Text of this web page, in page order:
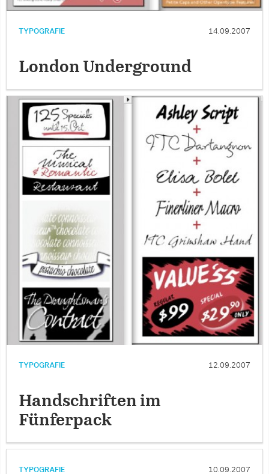
TYPOGRAFIE 14.09.2007
London Underground
TYPOGRAFIE 12.09.2007
Handschriften im
Fünferpack
TYPOGRAFIE 10.09.2007